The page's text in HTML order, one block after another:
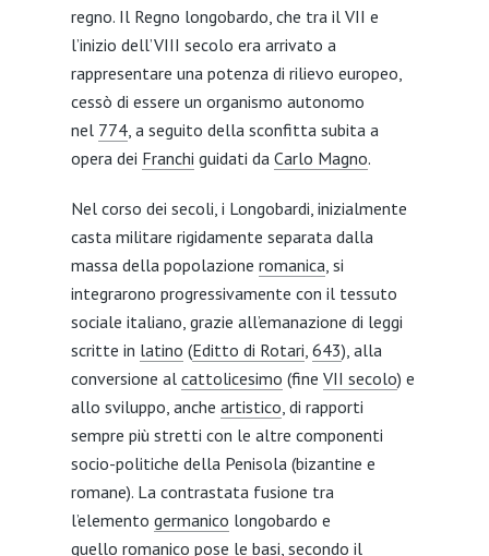
regno. Il Regno longobardo, che tra il VII e
l’inizio dell’VIII secolo era arrivato a
rappresentare una potenza di rilievo europeo,
cessò di essere un organismo autonomo
nel 774, a seguito della sconfitta subita a
opera dei Franchi guidati da Carlo Magno.
Nel corso dei secoli, i Longobardi, inizialmente
casta militare rigidamente separata dalla
massa della popolazione romanica , si
integrarono progressivamente con il tessuto
sociale italiano, grazie all’emanazione di leggi
scritte in latino (Editto di Rotari 643), alla
conversione al cattolicesimo (fine VII secolo) e
allo sviluppo, anche artistico , di rapporti
sempre più stretti con le altre componenti
socio-politiche della Penisola (bizantine e
romane). La contrastata fusione tra
l’elemento germanico longobardo e
quello romanico pose le basi, secondo il